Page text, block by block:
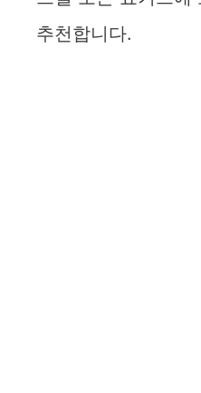
추천합니다.